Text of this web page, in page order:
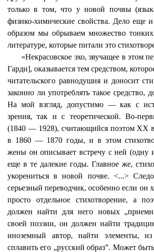
только в том, что у новой почвы
физико-химические свойства. Дело еще
образом мы обрываем множество
литературе, которые питали это
«Некрасовское эхо, звучащее в этом
Гарди], оказывается тем средством,
читательского равнодушия и доносит
законно ли употреблять такое средство,
На мой взгляд, допустимо — как с
зрения, так и с теоретической. Во-
(1840 — 1928), считающийся поэтом XX
в 1860 — 1870 годы, и в этом
жены он описывает встречу с ней (одну
еще в те далекие годы. Главное же,
укорениться в новой почве. <...>
серьезный переводчик, особенно если он
просто отдельное стихотворение, а
должен найти для него новых
своей поэзии, он должен найти
иноземный автор, найти элементы,
сплавить его „русский образ”. Может